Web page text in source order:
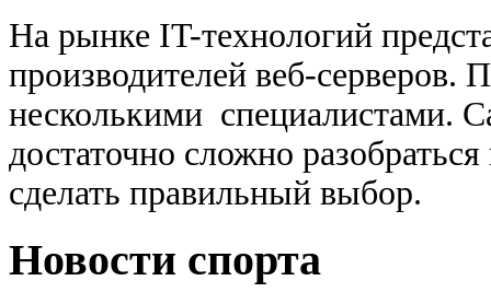
На рынке IT-технологий
производителей веб-серверов.
несколькими специалистами.
достаточно сложно
сделать правильный выбор.
Новости спорта